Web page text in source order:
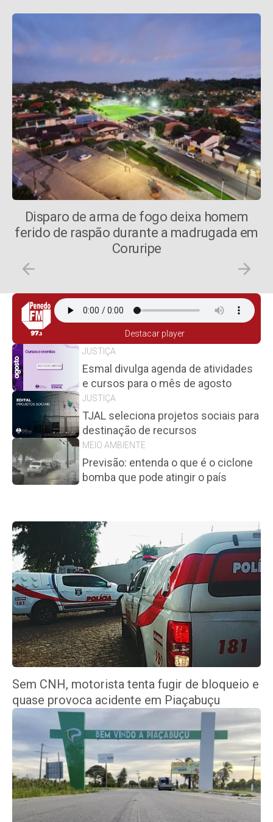
Disparo de arma de fogo deixa homem
ferido de raspão durante a madrugada em
Coruripe
Destacar player
JUSTIÇA
Esmal divulga agenda de atividades
e cursos para o mês de agosto
JUSTIÇA
TJAL seleciona projetos sociais para
destinação de recursos
MEIO AMBIENTE
Previsão: entenda o que é o ciclone
bomba que pode atingir o país
Sem CNH, motorista tenta fugir de bloqueio e
quase provoca acidente em Piaçabuçu